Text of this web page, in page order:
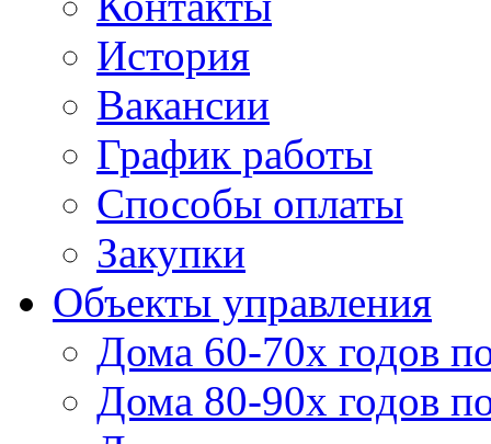
История
Вакансии
График работы
Способы оплаты
Закупки
Объекты управления
Дома 60-70х годов
Дома 80-90х годов